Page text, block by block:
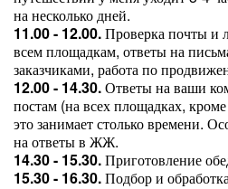
на несколько дней.
11.00 - 12.00.Проверка почты и
всем площадкам, ответы на
заказчиками, работа по
12.00 - 14.30.Ответы на ваши
постам (на всех площадках,
это занимает столько времени.
на ответы в ЖЖ.
14.30 - 15.30.Приготовление
15.30 - 16.30.Подбор и